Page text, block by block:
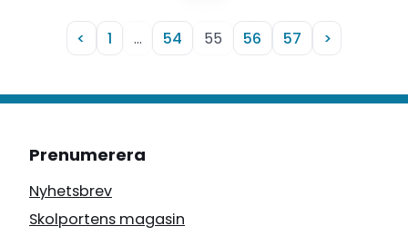
< 1 … 54 55 56 57 >
Prenumerera
Nyhetsbrev
Skolportens magasin